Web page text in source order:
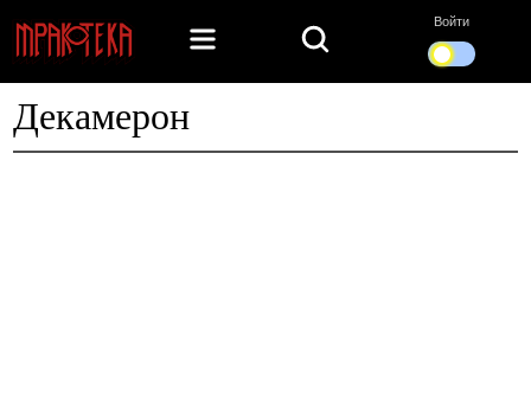
Войти
Декамерон